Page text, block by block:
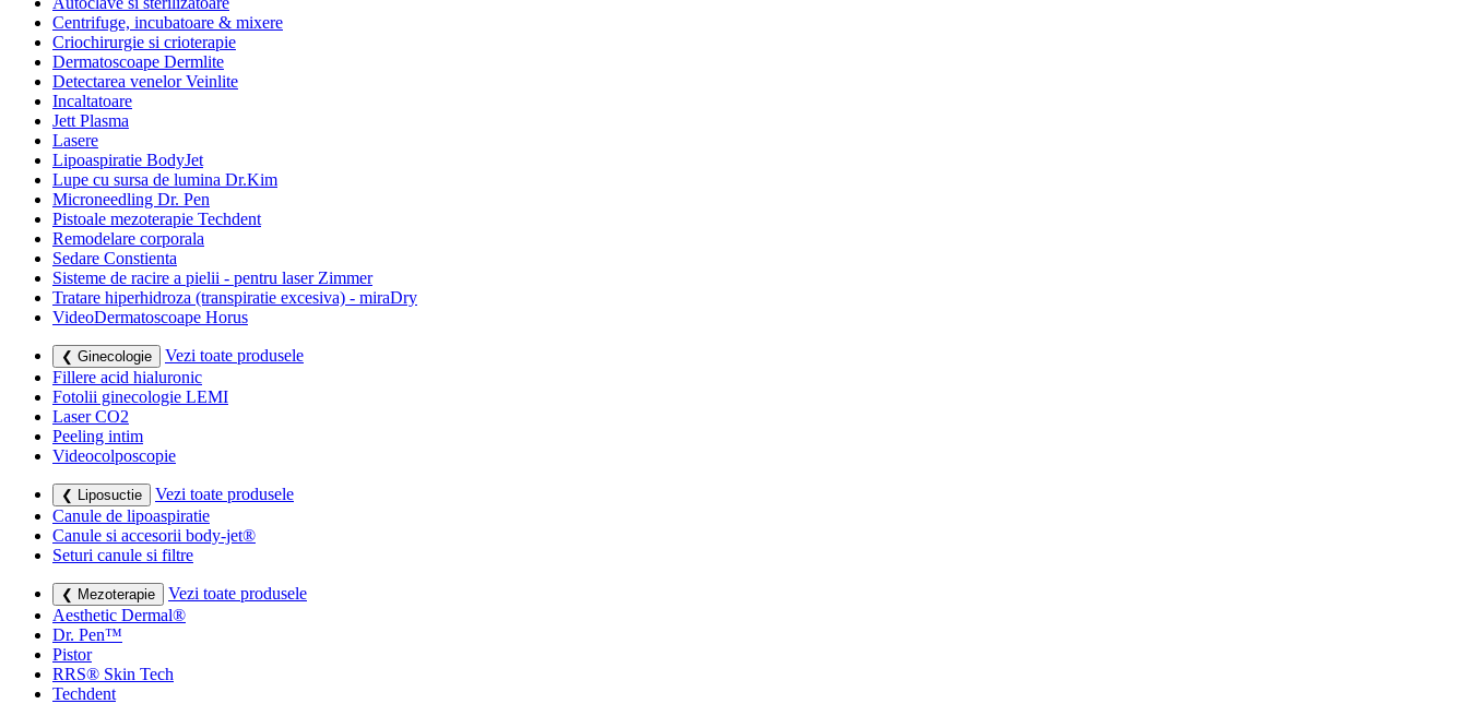
Centrifuge, incubatoare & mixere
Criochirurgie si crioterapie
Dermatoscoape Dermlite
Detectarea venelor Veinlite
Incaltatoare
Jett Plasma
Lasere
Lipoaspiratie BodyJet
Lupe cu sursa de lumina Dr.Kim
Microneedling Dr. Pen
Pistoale mezoterapie Techdent
Remodelare corporala
Sedare Constienta
Sisteme de racire a pielii - pentru laser Zimmer
Tratare hiperhidroza (transpiratie excesiva) - miraDry
VideoDermatoscoape Horus
❮ Ginecologie
Vezi toate produsele
Fillere acid hialuronic
Fotolii ginecologie LEMI
Laser CO2
Peeling intim
Videocolposcopie
❮ Liposuctie
Vezi toate produsele
Canule de lipoaspiratie
Canule si accesorii body-jet®
Seturi canule si filtre
❮ Mezoterapie
Vezi toate produsele
Aesthetic Dermal®
Dr. Pen™
Pistor
RRS® Skin Tech
Techdent